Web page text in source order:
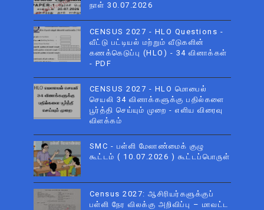
நாள் 30.07.2026
CENSUS 2027 - HLO Questions -
வீட்டு பட்டியல் மற்றும் வீடுகளின்
கணக்கெடுப்பு (HLO) - 34 வினாக்கள்
- PDF
CENSUS 2027 - HLO மொபைல்
செயலி 34 வினாக்களுக்கு பதில்களை
பூர்த்தி செய்யும் முறை - எளிய விரைவு
விளக்கம்
SMC - பள்ளி மேலாண்மைக் குழு
கூட்டம் ( 10.07.2026 ) கூட்டப்பொருள்
Census 2027: ஆசிரியர்களுக்குப்
பள்ளி நேர விலக்கு அறிவிப்பு – மாவட்ட